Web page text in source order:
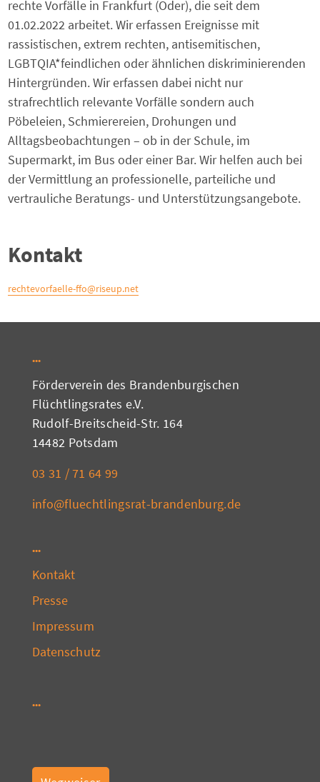
rechte Vorfälle in Frankfurt (Oder), die seit dem
01.02.2022 arbeitet. Wir erfassen Ereignisse mit
rassistischen, extrem rechten, antisemitischen,
LGBTQIA*feindlichen oder ähnlichen diskriminierenden
Hintergründen. Wir erfassen dabei nicht nur
strafrechtlich relevante Vorfälle sondern auch
Pöbeleien, Schmierereien, Drohungen und
Alltagsbeobachtungen – ob in der Schule, im
Supermarkt, im Bus oder einer Bar. Wir helfen auch bei
der Vermittlung an professionelle, parteiliche und
vertrauliche Beratungs- und Unterstützungsangebote.
Kontakt
rechtevorfaelle-ffo@riseup.net
Förderverein des Brandenburgischen
Flüchtlingsrates e.V.
Rudolf-Breitscheid-Str. 164
14482 Potsdam
03 31 / 71 64 99
info@fluechtlingsrat-brandenburg.de
Kontakt
Presse
Impressum
Datenschutz